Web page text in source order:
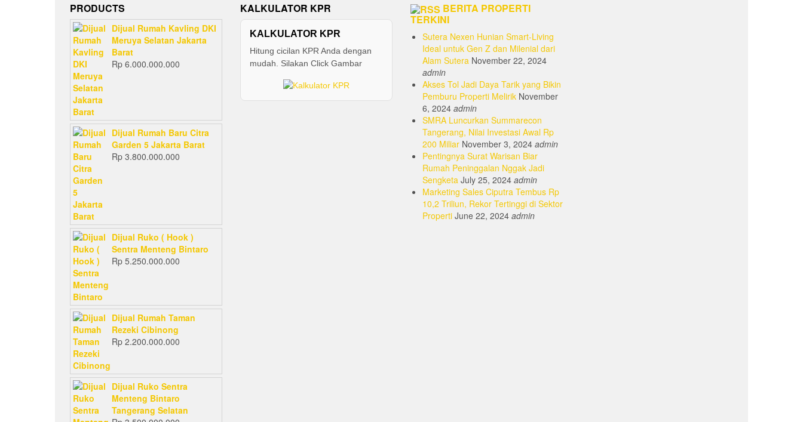
PRODUCTS
Dijual Rumah Kavling DKI
Meruya Selatan Jakarta
Barat
Rp 6.000.000.000
Dijual Rumah Baru Citra
Garden 5 Jakarta Barat
Rp 3.800.000.000
Dijual Ruko ( Hook )
Sentra Menteng Bintaro
Rp 5.250.000.000
Dijual Rumah Taman
Rezeki Cibinong
Rp 2.200.000.000
Dijual Ruko Sentra
Menteng Bintaro
Tangerang Selatan
KALKULATOR KPR
KALKULATOR KPR
Hitung cicilan KPR Anda dengan
mudah. Silakan Click Gambar
BERITA PROPERTI
TERKINI
Sutera Nexen Hunian Smart-Living
Ideal untuk Gen Z dan Milenial dari
Alam Sutera November 22, 2024
admin
Akses Tol Jadi Daya Tarik yang Bikin
Pemburu Properti Melirik November
6, 2024 admin
SMRA Luncurkan Summarecon
Tangerang, Nilai Investasi Awal Rp
200 Miliar November 3, 2024 admin
Pentingnya Surat Warisan Biar
Rumah Peninggalan Nggak Jadi
Sengketa July 25, 2024 admin
Marketing Sales Ciputra Tembus Rp
10,2 Triliun, Rekor Tertinggi di Sektor
Properti June 22, 2024 admin